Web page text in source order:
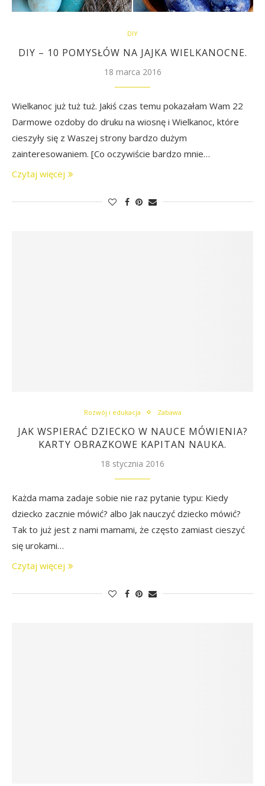
DIY
DIY – 10 POMYSŁÓW NA JAJKA WIELKANOCNE.
18 marca 2016
Wielkanoc już tuż tuż. Jakiś czas temu pokazałam Wam 22
Darmowe ozdoby do druku na wiosnę i Wielkanoc, które
cieszyły się z Waszej strony bardzo dużym
zainteresowaniem. [Co oczywiście bardzo mnie…
Czytaj więcej
Rozwój i edukacja Zabawa
JAK WSPIERAĆ DZIECKO W NAUCE MÓWIENIA?
KARTY OBRAZKOWE KAPITAN NAUKA.
18 stycznia 2016
Każda mama zadaje sobie nie raz pytanie typu: Kiedy
dziecko zacznie mówić? albo Jak nauczyć dziecko mówić?
Tak to już jest z nami mamami, że często zamiast cieszyć
się urokami…
Czytaj więcej